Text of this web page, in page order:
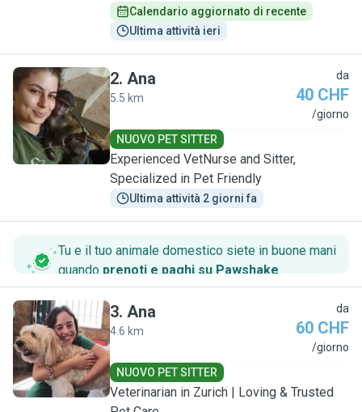
Calendario aggiornato di recente
Ultima attività ieri
A
2. Ana
5.5 km
da
40 CHF
/giorno
NUOVO PET SITTER
Experienced VetNurse and Sitter,
Specialized in Pet Friendly
Ultima attività 2 giorni fa
Tu e il tuo animale domestico siete in buone mani
quando prenoti e paghi su Pawshake.
A
3. Ana
4.6 km
da
60 CHF
/giorno
NUOVO PET SITTER
Veterinarian in Zurich | Loving & Trusted